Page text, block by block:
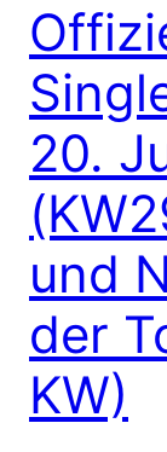
20.
und
der
KW)